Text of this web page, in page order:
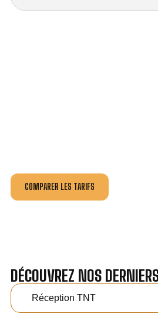
COMPARER LES TARIFS
DÉCOUVREZ NOS
Réception TNT